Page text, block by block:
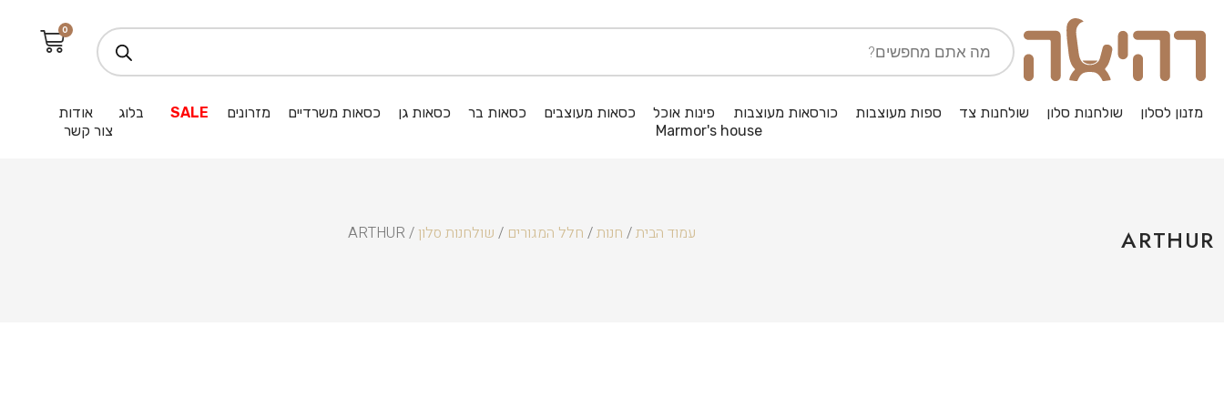
0
מזנון לסלון שולחנות סלון שולחנות צד ספות מעוצבות כורסאות מעוצבות פינות אוכל כסאות מעוצבים כסאות בר כסאות גן כסאות משרדיים
מזרונים
Marmor's house
SALE בלוג
אודות
צור קשר
ARTHUR עמוד הבית/ חנות/ חלל המגורים / שולחנות סלון/ ARTHUR